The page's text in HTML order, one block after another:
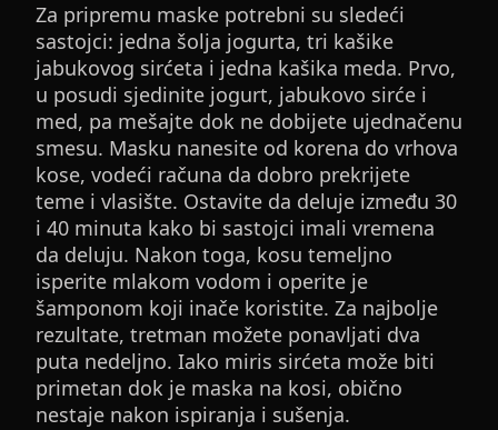
Za pripremu maske potrebni su sledeći
sastojci: jedna šolja jogurta, tri kašike
jabukovog sirćeta i jedna kašika meda. Prvo,
u posudi sjedinite jogurt, jabukovo sirće i
med, pa mešajte dok ne dobijete ujednačenu
smesu. Masku nanesite od korena do vrhova
kose, vodeći računa da dobro prekrijete
teme i vlasište. Ostavite da deluje između 30
i 40 minuta kako bi sastojci imali vremena
da deluju. Nakon toga, kosu temeljno
isperite mlakom vodom i operite je
šamponom koji inače koristite. Za najbolje
rezultate, tretman možete ponavljati dva
puta nedeljno. Iako miris sirćeta može biti
primetan dok je maska na kosi, obično
nestaje nakon ispiranja i sušenja.